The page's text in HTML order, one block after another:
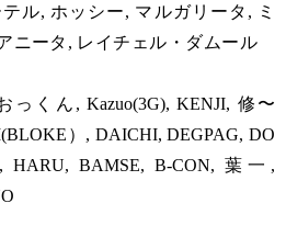
ル, ホッシー, マルガリータ, ミ
ニータ, レイチェル・ダムール
っくん, Kazuo(3G), KENJI, 修〜
）, DAICHI, DEGPAG, DO
HARU, BAMSE, B-CON, 葉一,